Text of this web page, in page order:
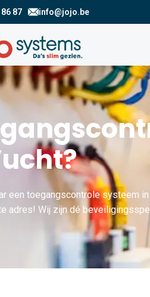
87 info@jojo.be
een toegangscontrole systeem
adres! Wij zijn dé